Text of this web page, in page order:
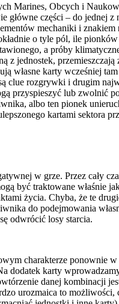
Marines, Obcych i
główne części – do jednej
mechaniki i
o tyle pól, ile
a próby
z jednostek,
własne karty wcześniej
clue rozgrywki i drugim
przyspieszyć lub zwolnić
albo ten pionek
kartami sektora
w grze. Przez cały
być traktowane właśnie
życia. Chyba, że te
do podejmowania
odwrócić losy starcia.
charakterze ponownie
dodatek karty
danej kombinacji
urozmaica to